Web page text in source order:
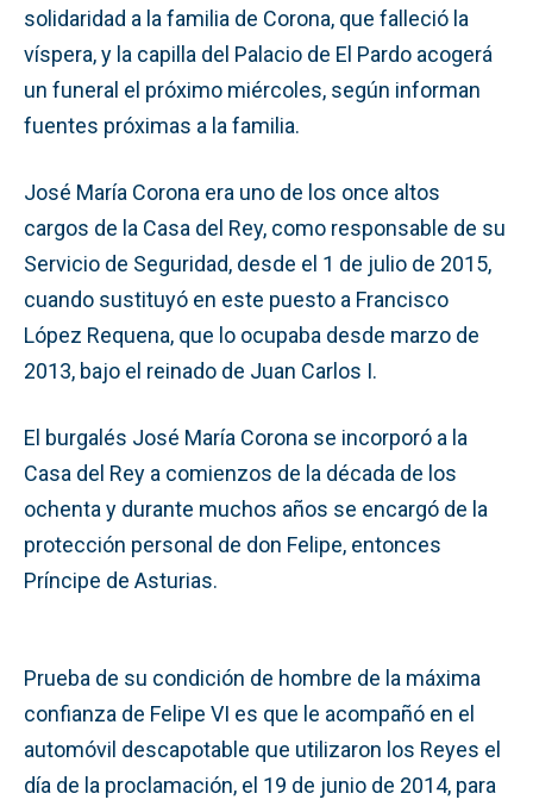
solidaridad a la familia de Corona, que falleció la
víspera, y la capilla del Palacio de El Pardo acogerá
un funeral el próximo miércoles, según informan
fuentes próximas a la familia.
José María Corona era uno de los once altos
cargos de la Casa del Rey, como responsable de su
Servicio de Seguridad, desde el 1 de julio de 2015,
cuando sustituyó en este puesto a Francisco
López Requena, que lo ocupaba desde marzo de
2013, bajo el reinado de Juan Carlos I.
El burgalés José María Corona se incorporó a la
Casa del Rey a comienzos de la década de los
ochenta y durante muchos años se encargó de la
protección personal de don Felipe, entonces
Príncipe de Asturias.
Prueba de su condición de hombre de la máxima
confianza de Felipe VI es que le acompañó en el
automóvil descapotable que utilizaron los Reyes el
día de la proclamación, el 19 de junio de 2014, para